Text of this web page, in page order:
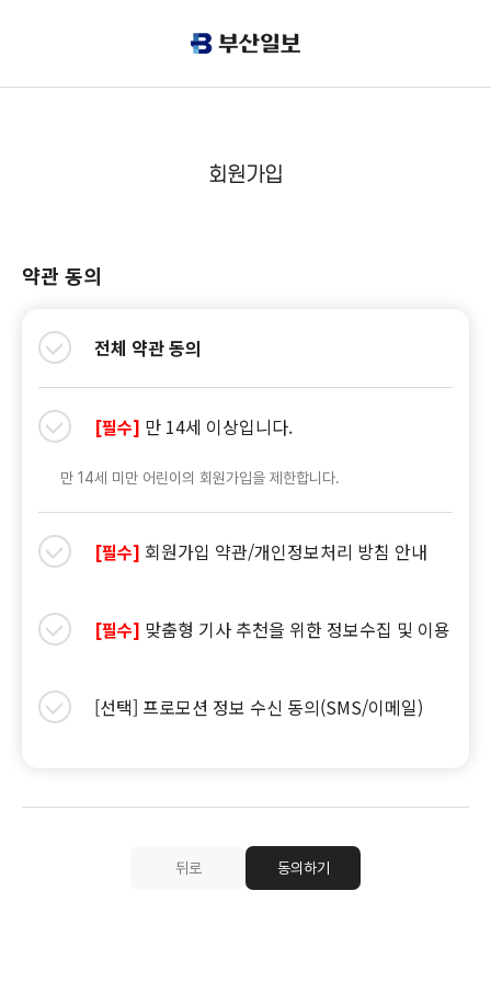
회원가입
약관 동의
전체 약관 동의
[필수] 만 14세 이상입니다.
만 14세 미만 어린이의 회원가입을 제한합니다.
[필수] 회원가입 약관/개인정보처리 방침 안내
[필수] 맞춤형 기사 추천을 위한 정보수집 및 이용
[선택] 프로모션 정보 수신 동의(SMS/이메일)
뒤로